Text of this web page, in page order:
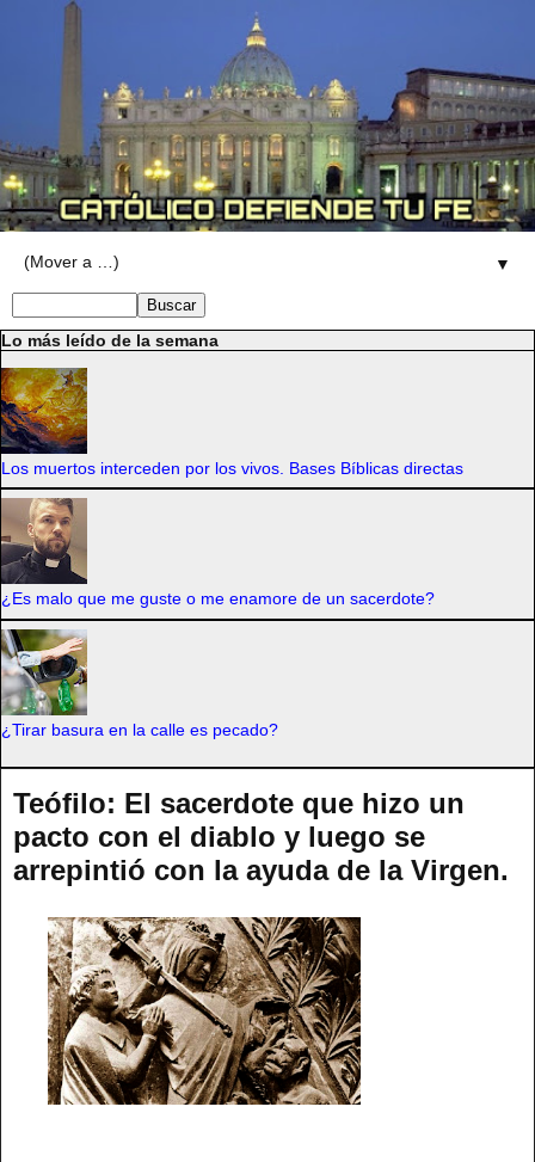
▼
Lo más leído de la semana
Los muertos interceden por los vivos. Bases Bíblicas directas
¿Es malo que me guste o me enamore de un sacerdote?
¿Tirar basura en la calle es pecado?
Teófilo: El sacerdote que hizo un
pacto con el diablo y luego se
arrepintió con la ayuda de la Virgen.